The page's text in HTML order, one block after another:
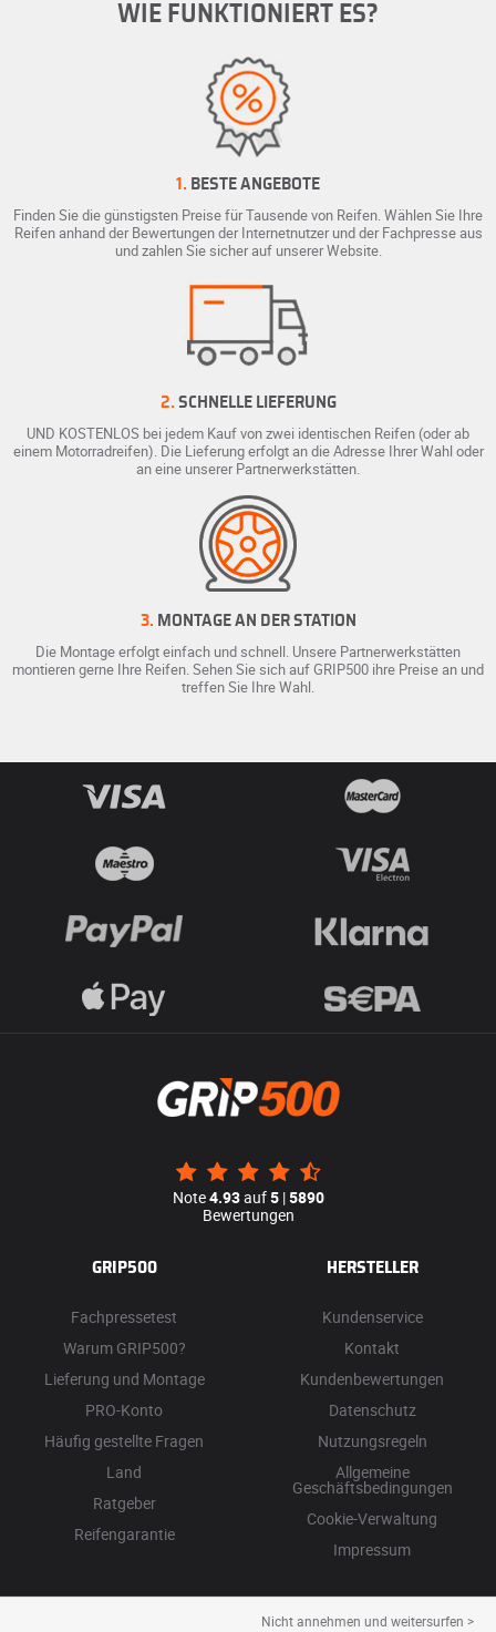
WIE FUNKTIONIERT ES?
1. BESTE ANGEBOTE
Finden Sie die günstigsten Preise für Tausende von Reifen. Wählen Sie Ihre
Reifen anhand der Bewertungen der Internetnutzer und der Fachpresse aus
und zahlen Sie sicher auf unserer Website.
2. SCHNELLE LIEFERUNG
UND KOSTENLOS bei jedem Kauf von zwei identischen Reifen (oder ab
einem Motorradreifen). Die Lieferung erfolgt an die Adresse Ihrer Wahl oder
an eine unserer Partnerwerkstätten.
3. MONTAGE AN DER STATION
Die Montage erfolgt einfach und schnell. Unsere Partnerwerkstätten
montieren gerne Ihre Reifen. Sehen Sie sich auf GRIP500 ihre Preise an und
treffen Sie Ihre Wahl.
Note4.93auf5|5890
Bewertungen
GRIP500
Fachpressetest
Warum GRIP500?
Lieferung und Montage
PRO-Konto
Häufig gestellte Fragen
Land
Ratgeber
Reifengarantie
HERSTELLER
Kundenservice
Kontakt
Kundenbewertungen
Datenschutz
Nutzungsregeln
Allgemeine
Geschäftsbedingungen
Cookie-Verwaltung
Impressum
Nicht annehmen und weitersurfen >